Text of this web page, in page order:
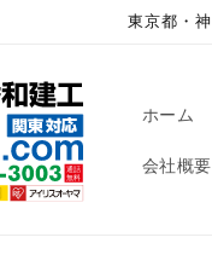
東京都・
ホーム
会社概要